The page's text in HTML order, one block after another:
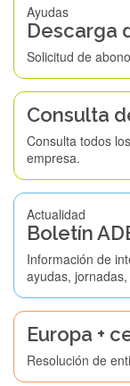
Ayudas
Descarga
Solicitud de
Consulta
Consulta todos
empresa.
Actualidad
Boletín
Información de
ayudas,
Europa +
Resolución de